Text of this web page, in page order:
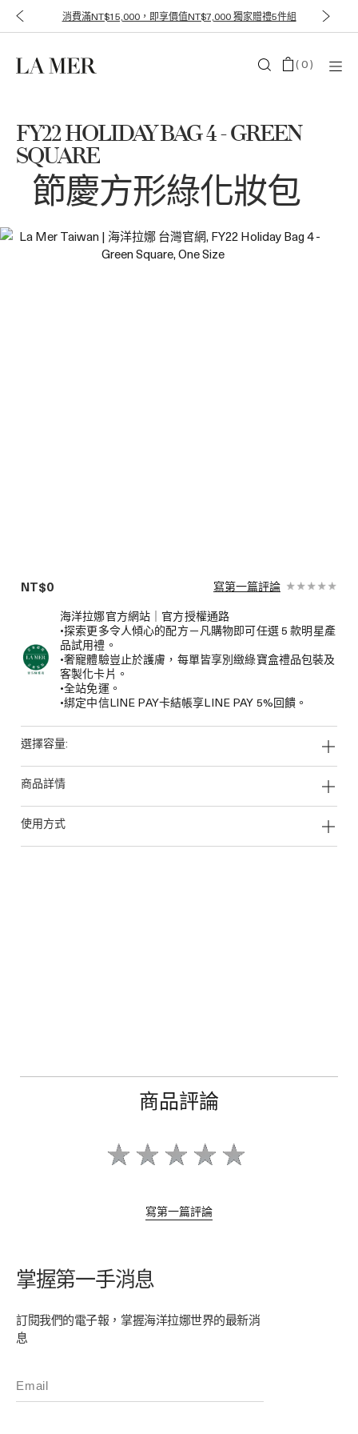
消費滿NT$15,000，即享價值NT$7,000 獨家贈禮5件組
(0)
FY22 HOLIDAY BAG 4 - GREEN
SQUARE
節慶方形綠化妝包
NT$0
寫第一篇評論
海洋拉娜官方網站｜官方授權通路
•探索更多令人傾心的配方－凡購物即可任選 5 款明星產
品試用禮。
•奢寵體驗豈止於護膚，每單皆享別緻綠寶盒禮品包裝及
客製化卡片。
•全站免運。
•綁定中信LINE PAY卡結帳享LINE PAY 5%回饋。
選擇容量:
商品詳情
使用方式
商品評論
寫第一篇評論
掌握第一手消息
訂閱我們的電子報，掌握海洋拉娜世界的最新消
息